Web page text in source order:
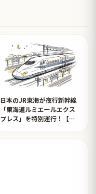
日本のJR東海が夜行新幹線
「東海道ルミエールエクス
プレス」を特別運行！【タ